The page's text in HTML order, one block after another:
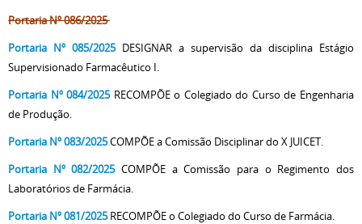
Portaria Nº 086/2025
Portaria Nº 085/2025DESIGNAR a supervisão da disciplina Estágio
Supervisionado Farmacêutico I.
Portaria Nº 084/2025RECOMPÕE o Colegiado do Curso de Engenharia
de Produção.
Portaria Nº 083/2025COMPÕE a Comissão Disciplinar do X JUICET.
Portaria Nº 082/2025COMPÕE a Comissão para o Regimento dos
Laboratórios de Farmácia.
Portaria Nº 081/2025RECOMPÕE o Colegiado do Curso de Farmácia.